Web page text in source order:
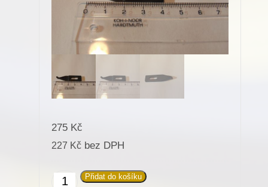
275 Kč
227 Kč bez DPH
686020Přidat do košíku